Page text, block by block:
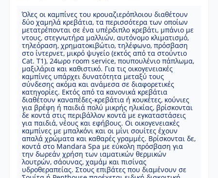
Όλες οι καμπίνες του κρουαζιερόπλοιου διαθέτουν
δύο χαμηλά κρεβάτια, τα περισσότερα των οποίων
μετατρέπονται σε ένα υπέρδιπλο κρεβάτι, μπάνιο με
ντους, στεγνωτήρα μαλλιών, αυτόνομο κλιματισμό,
τηλεόραση, χρηματοκιβώτιο, τηλέφωνο, πρόσβαση
στο ίντερνετ, μικρό ψυγείο (εκτός από τα στούντιο
Cat. T1), 24ωρο room service, πουπουλένιο πάπλωμα,
μαξιλάρια και καθιστικό. Για τις οικογενειακές
καμπίνες υπάρχει δυνατότητα μεταξύ τους
σύνδεσης ακόμα και ανάμεσα σε διαφορετικές
κατηγορίες. Εκτός από τα κανονικά κρεβάτια
διαθέτουν καναπέδες-κρεβάτια ή κουκέτες, κούνιες
για βρέφη ή παιδιά πολύ μικρής ηλικίας, βρίσκονται
δε κοντά στις περιβάλλον κοντά με εγκαταστάσεις
για παιδιά, νέους και εφήβους. Οι οικογενειακές
καμπίνες με μπαλκόνι και οι μίνι σουίτες έχουν
απαλά χρώματα και καθαρές γραμμές. Βρίσκονται δε,
κοντά στο Mandara Spa με εύκολη πρόσβαση για
την δωρεάν χρήση των ιαματικών θερμικών
λουτρών, σάουνας, χαμάμ και πισίνας
υδροθεραπείας. Στους επιβάτες που διαμένουν σε